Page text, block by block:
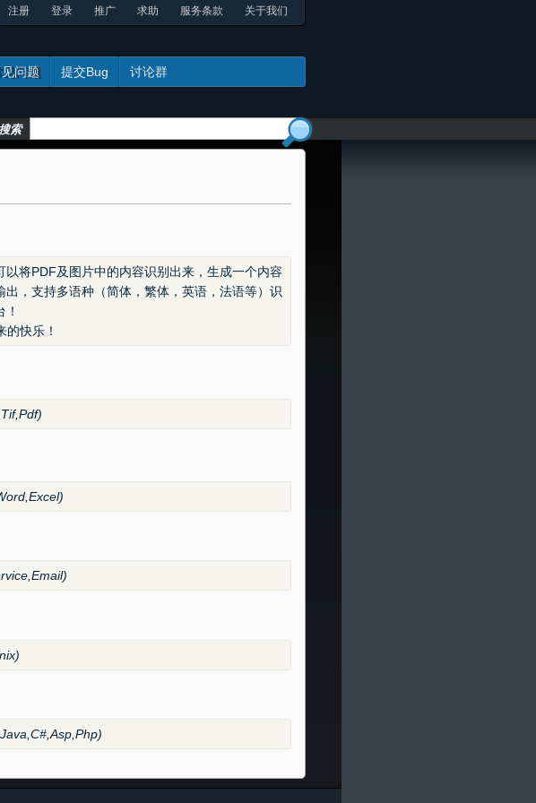
注册 登录 推广 求助 服务条款 关于我们
见问题
问题 提交Bug 讨论群
搜索
将PDF及图片中的内容识别出来，生成一个内容
，支持多语种（简体，繁体，英语，法语等）识
快乐！